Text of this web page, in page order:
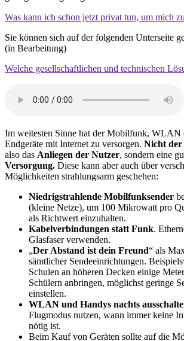
Was kann ich schon jetzt privat tun, um mich
Sie können sich auf der folgenden Unterseite
(in Bearbeitung)
Welche gesellschaftlichen und technischen
Im weitesten Sinne hat der Mobilfunk, WLAN
Endgeräte mit Internet zu versorgen. Nicht
also das Anliegen der Nutzer, sondern eine
Versorgung. Diese kann aber auch über
Möglichkeiten strahlungsarm geschehen:
Niedrigstrahlende Mobilfunksender
(kleine Netze), um 100 Mikrowatt pro
als Richtwert einzuhalten.
Kabelverbindungen statt Funk.
Glasfaser verwenden.
„Der Abstand ist dein Freund“ als
sämtlicher Sendeeinrichtungen.
Schulen an höheren Decken einige
Schülern anbringen, möglichst geringe
einstellen.
WLAN und Handys nachts
Flugmodus nutzen, wann immer keine
nötig ist.
Beim Kauf von Geräten sollte auf die